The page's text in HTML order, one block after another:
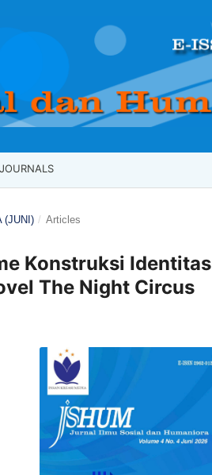
(JUNI) / Articles
Konstruksi Identitas
The Night Circus